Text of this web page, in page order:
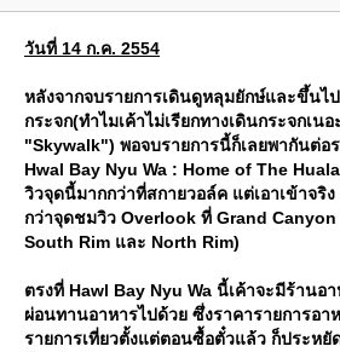
วันที่ 14 ก.ค. 2554
หลังจากจบรายการเดินดูหลุมยักษ์และขึ้นไ
กระจก(ทำไมเค้าไม่เรียกทางเดินกระจกเน
"Skywalk") พอจบรายการนี้ก็เลยพากันต่อ
Hwal Bay Nyu Wa : Home of The
วิวจุดนี้มากกว่าที่สกายวอล์ค แต่เอาเข้าจ
กว่าจุดชมวิว Overlook ที่ Grand
South Rim และ North Rim)
ตรงที่ Hawl Bay Nyu Wa นี้เค้าจะมีร้านอ
ผ่อนทานอาหารไปด้วย ซึ่งราคารายการอา
รายการเที่ยวตั้งแต่ตอนซื้อตั๋วแล้ว ก็ประหยั